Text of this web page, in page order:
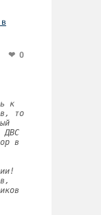
0
к
то
ДВС
в